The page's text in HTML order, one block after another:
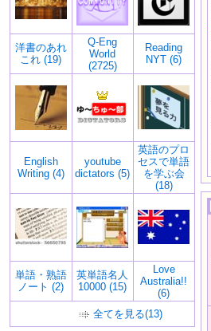
洋書のあれ
これ (19)
Q-Eng
World
(2725)
Reading
NYT (6)
English
Writing (4)
youtube
dictators (5)
英語のプロ
セスで単語
を学ぶ会
(18)
単語・熟語
ノート (2)
英単語名人
10000 (15)
Love
Australia!!
(6)
全てを見る(13)